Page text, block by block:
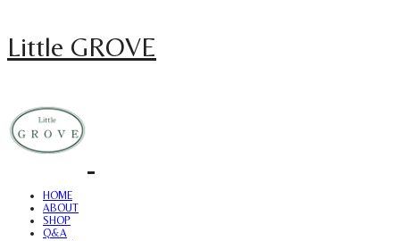
Little GROVE
HOME
ABOUT
SHOP
Q&A